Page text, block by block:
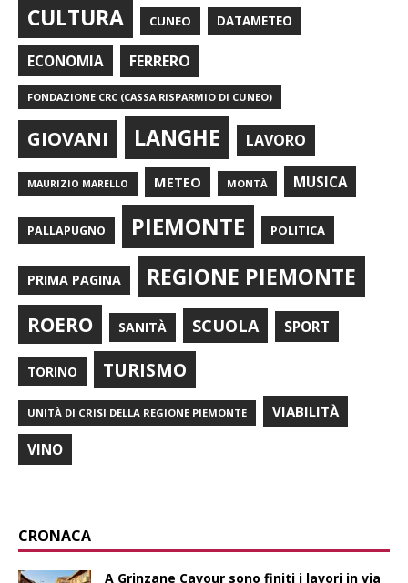
CULTURA CUNEO DATAMETEO
ECONOMIA FERRERO
FONDAZIONE CRC (CASSA RISPARMIO DI CUNEO)
GIOVANI LANGHE LAVORO
MAURIZIO MARELLO METEO MONTÀ MUSICA
PALLAPUGNO PIEMONTE POLITICA
PRIMA PAGINA REGIONE PIEMONTE
ROERO SANITÀ SCUOLA SPORT
TORINO TURISMO
UNITÀ DI CRISI DELLA REGIONE PIEMONTE VIABILITÀ
VINO
CRONACA
A Grinzane Cavour sono finiti i lavori in via